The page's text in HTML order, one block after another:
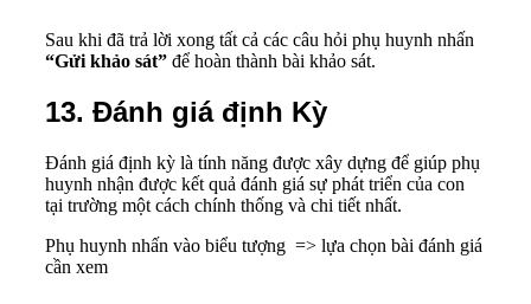
Sau khi đã trả lời xong tất cả các câu hỏi phụ huynh nhấn
“Gửi khảo sát” để hoàn thành bài khảo sát.
13. Đánh giá định Kỳ
Đánh giá định kỳ là tính năng được xây dựng để giúp phụ
huynh nhận được kết quả đánh giá sự phát triển của con
tại trường một cách chính thống và chi tiết nhất.
Phụ huynh nhấn vào biểu tượng => lựa chọn bài đánh giá
cần xem